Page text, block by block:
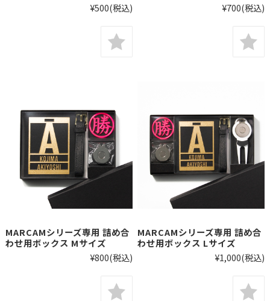
¥500(税込)
¥700(税込)
MARCAMシリーズ専用 詰め合
わせ用ボックス Mサイズ
¥800(税込)
MARCAMシリーズ専用 詰め合
わせ用ボックス Lサイズ
¥1,000(税込)